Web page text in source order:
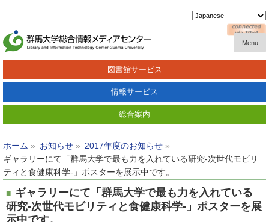
Menu
図書館サービス
情報サービス
総合案内
ホーム お知らせ
2017年度のお知らせ
ギャラリーにて「群馬大学で最も力を入れている研究-次世代モビリ
ティと食健康科学-」ポスターを展示中です。
ギャラリーにて「群馬大学で最も力を入れている
研究-次世代モビリティと食健康科学-」ポスターを展
示中です。